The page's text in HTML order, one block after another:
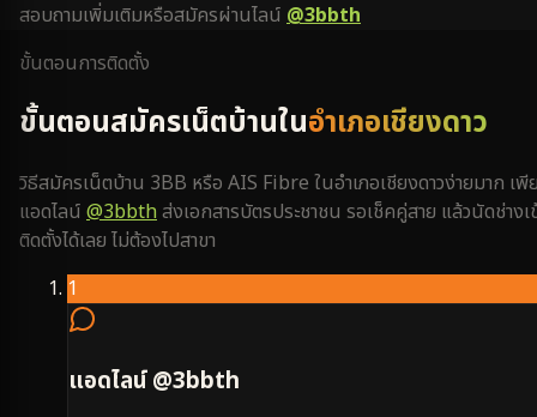
สอบถามเพิ่มเติมหรือสมัครผ่านไลน์ @3bbth
ขั้นตอนการติดตั้ง
ขั้นตอนสมัครเน็ตบ้านในอำเภอเชียงดาว
วิธีสมัครเน็ตบ้าน 3BB หรือ AIS Fibre ในอำเภอเชียงดาวง่ายมาก เพี
แอดไลน์ @3bbthส่งเอกสารบัตรประชาชน รอเช็คคู่สาย แล้วนัดช่างเ
ติดตั้งได้เลย ไม่ต้องไปสาขา
1
แอดไลน์ @3bbth